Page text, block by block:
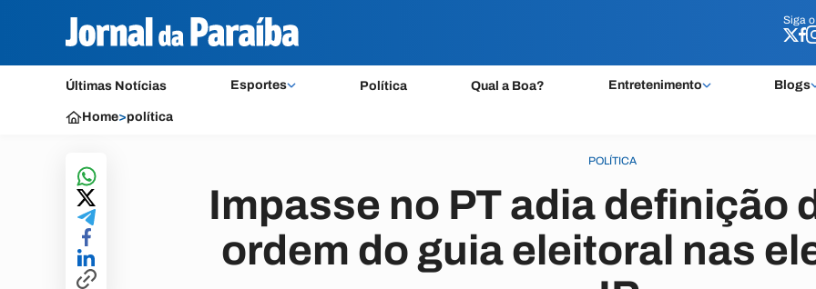
Siga o
Últimas Notícias Esportes Política Qual a Boa? Entretenimento Blogs
Siga o
Home>política
POLÍTICA
Impasse no PT adia definição
ordem do guia eleitoral nas